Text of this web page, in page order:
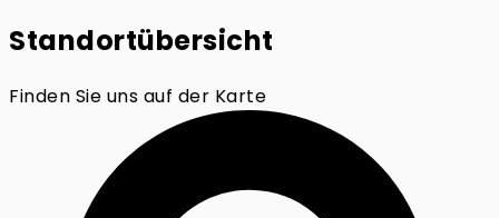
Standortübersicht
Finden Sie uns auf der Karte